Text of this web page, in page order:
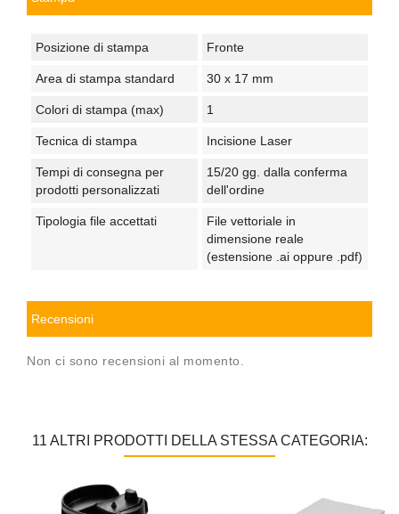
Posizione di stampa Fronte
Area di stampa standard 30 x 17 mm
Colori di stampa (max) 1
Tecnica di stampa Incisione Laser
Tempi di consegna per
prodotti personalizzati
15/20 gg. dalla conferma
dell'ordine
Tipologia file accettati
File vettoriale in
dimensione reale
(estensione .ai oppure .pdf)
Recensioni
Non ci sono recensioni al momento.
11 ALTRI PRODOTTI DELLA STESSA CATEGORIA: